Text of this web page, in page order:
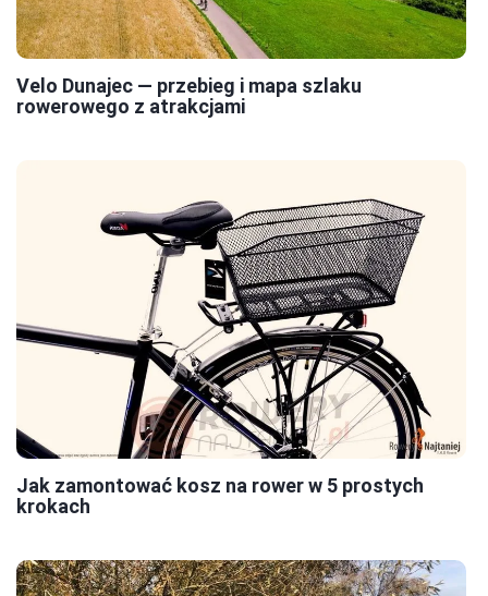
Velo Dunajec — przebieg i mapa szlaku
rowerowego z atrakcjami
Jak zamontować kosz na rower w 5 prostych
krokach